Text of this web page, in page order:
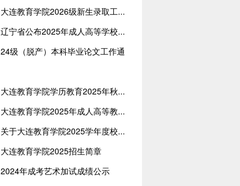
大连教育学院2026级新生录取工...
辽宁省公布2025年成人高等学校...
24级（脱产）本科毕业论文工作通
大连教育学院学历教育2025年秋...
大连教育学院2025年成人高等教...
关于大连教育学院2025学年度校...
大连教育学院2025招生简章
2024年成考艺术加试成绩公示